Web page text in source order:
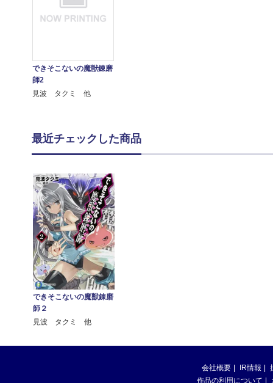
できそこないの魔獣錬磨
師2
見波 タクミ 他
最近チェックした商品
できそこないの魔獣錬磨
師２
見波 タクミ 他
会社概要 IR情報
作品の利用について